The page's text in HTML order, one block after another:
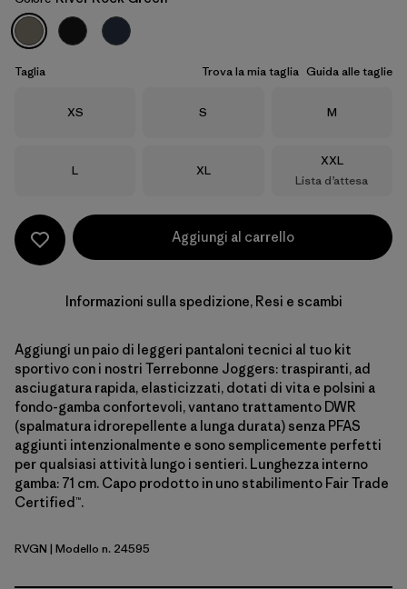
River Rock Green
Taglia Trova la mia taglia Guida alle taglie
Taglia
XS Taglia
S Taglia
M
Taglia
L Taglia
XL
Taglia
XXL
Lista d’attesa
Aggiungi al carrello
Informazioni sulla spedizione, Resi e scambi
Aggiungi un paio di leggeri pantaloni tecnici al tuo kit
sportivo con i nostri Terrebonne Joggers: traspiranti, ad
asciugatura rapida, elasticizzati, dotati di vita e polsini a
fondo-gamba confortevoli, vantano trattamento DWR
(spalmatura idrorepellente a lunga durata) senza PFAS
aggiunti intenzionalmente e sono semplicemente perfetti
per qualsiasi attività lungo i sentieri. Lunghezza interno
gamba: 71 cm. Capo prodotto in uno stabilimento Fair Trade
Certified™.
River Rock Green
RVGN | Modello n. 24595